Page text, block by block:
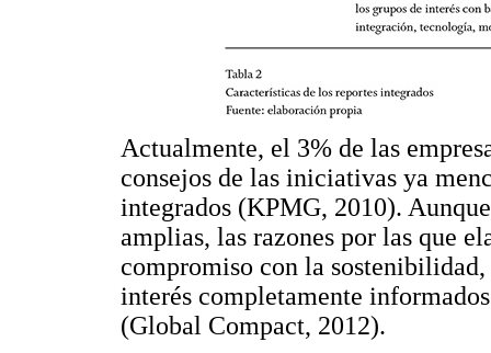
Actualmente, el 3% de las
consejos de las iniciativas ya
integrados (KPMG, 2010).
amplias, las razones por las que
compromiso con la
interés completamente
(Global Compact, 2012).